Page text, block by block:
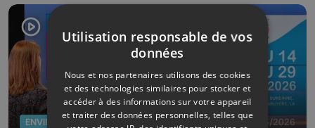
ENVIRONNEMENT 20/03/2026
Utilisation responsable de vos
données
Nous et nos partenaires utilisons des cookies
et des technologies similaires pour stocker et
accéder à des informations sur votre appareil
et traiter des données personnelles, telles que